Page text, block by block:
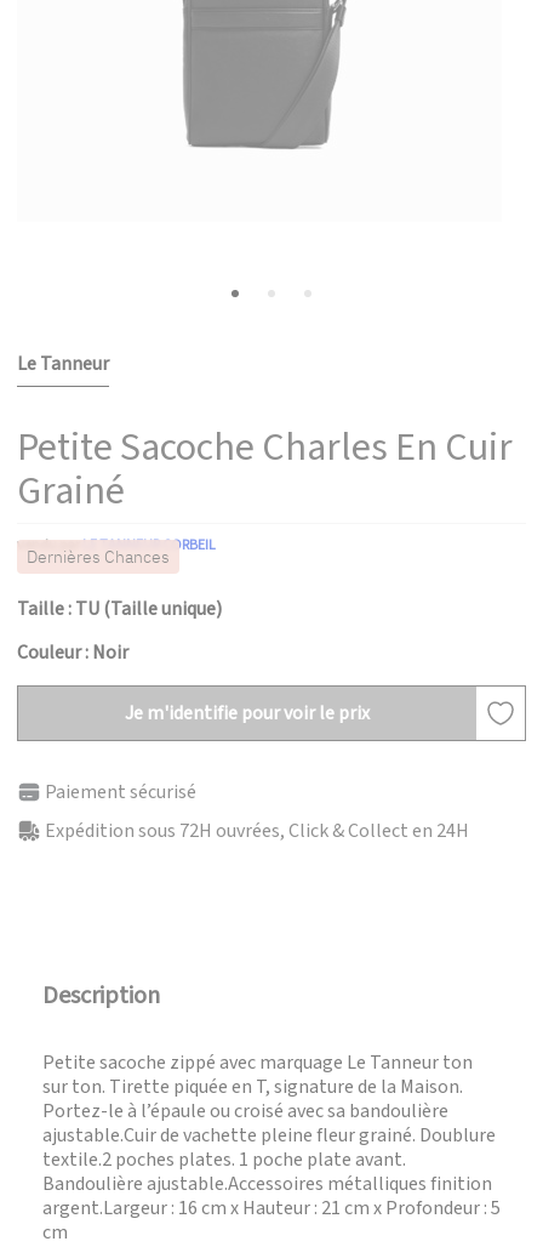
Le Tanneur
Petite Sacoche Charles En Cuir
Grainé
vendu parLE TANNEUR CORBEIL
Dernières Chances
Taille : TU (Taille unique)
Couleur : Noir
Je m'identifie pour voir le prix
Paiement sécurisé
Expédition sous 72H ouvrées, Click & Collect en 24H
Description
Petite sacoche zippé avec marquage Le Tanneur ton
sur ton. Tirette piquée en T, signature de la Maison.
Portez-le à l’épaule ou croisé avec sa bandoulière
ajustable.Cuir de vachette pleine fleur grainé. Doublure
textile.2 poches plates. 1 poche plate avant.
Bandoulière ajustable.Accessoires métalliques finition
argent.Largeur : 16 cm x Hauteur : 21 cm x Profondeur : 5
cm